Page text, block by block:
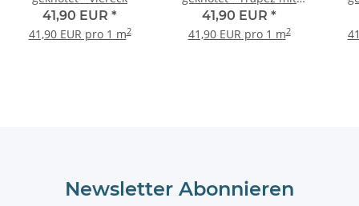
41,90 EUR *
41,90 EUR pro 1 m2
rechtem Winkel
41,90 EUR *
41,90 EUR pro 1 m2
Newsletter Abonnieren